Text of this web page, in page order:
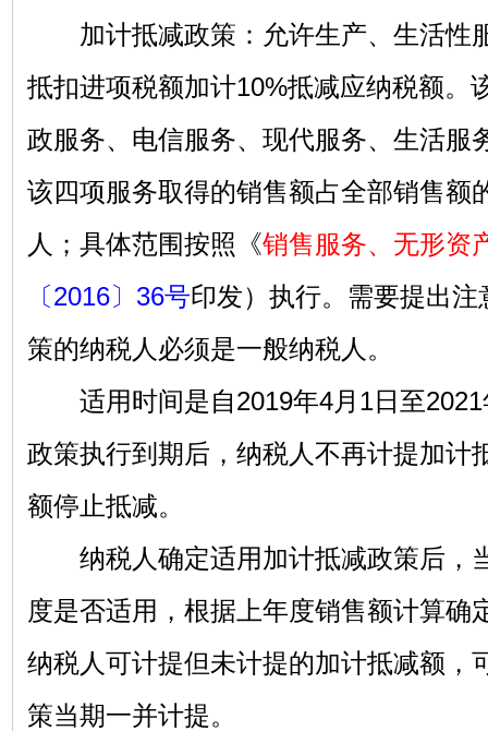
加计抵减政策：允许生产、生活性
抵扣进项税额加计10%抵减应纳税额。
政服务、电信服务、现代服务、生活服
该四项服务取得的销售额占全部销售额
人；具体范围按照《销售服务、无形资
〔2016〕36号印发）执行。需要提出
策的纳税人必须是一般纳税人。
适用时间是自2019年4月1日至2021
政策执行到期后，纳税人不再计提加计
额停止抵减。
纳税人确定适用加计抵减政策后，
度是否适用，根据上年度销售额计算确
纳税人可计提但未计提的加计抵减额，
策当期一并计提。